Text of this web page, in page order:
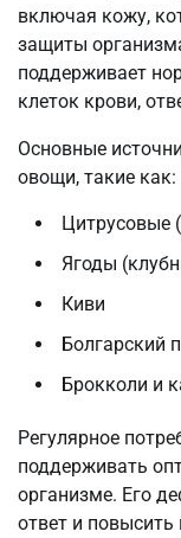
включая кожу,
защиты
поддерживает
клеток крови,
Основные
овощи, такие как:
Цитрусовые
Ягоды
Киви
Болгарский
Брокколи и
Регулярное
поддерживать
организме. Его
ответ и